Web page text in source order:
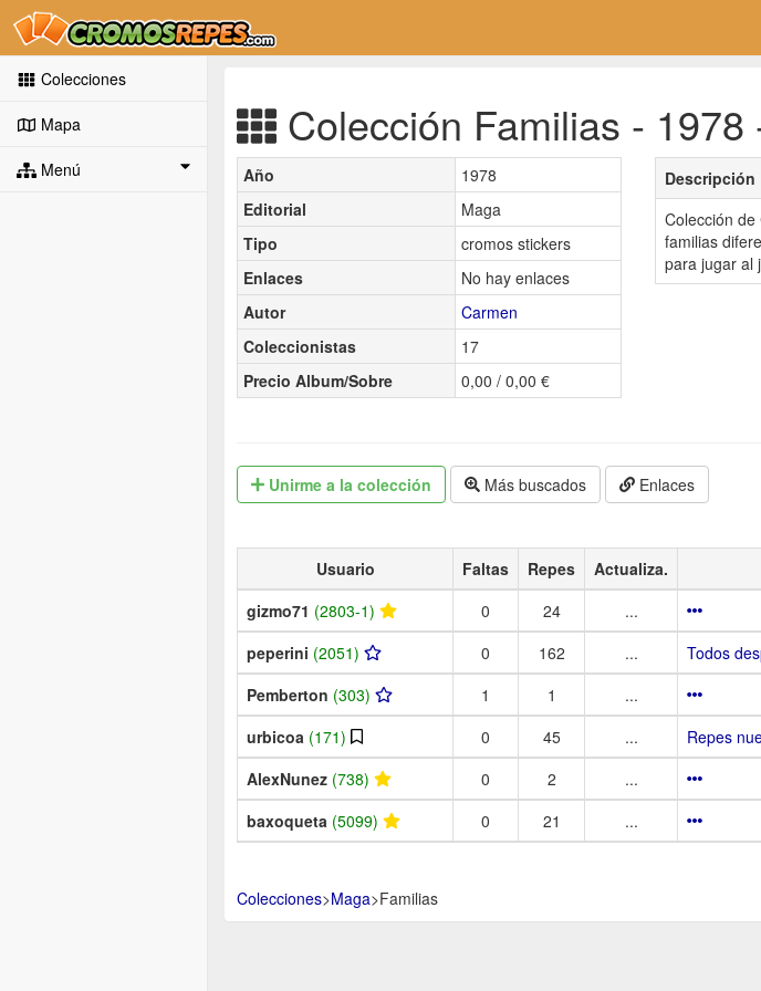
Colecciones
Mapa
Menú
Colección Familias - 1978
Año
1978
Editorial
Maga
Tipo
cromos stickers
Enlaces
No hay enlaces
Autor
Carmen
Coleccionistas
17
Precio Album/Sobre
0,00 / 0,00 €
Descripción
Colección
familias
para jugar al
Unirme a la colección Más buscados Enlaces
Usuario Faltas Repes Actualiza.
gizmo71 (2803-1) 0 24
...
peperini (2051) 0 162 ...
Todos
Pemberton (303) 1 1
...
urbicoa (171) 0 45 ...
Repes
AlexNunez (738) 0 2
...
baxoqueta (5099) 0 21 ...
Colecciones>Maga>Familias